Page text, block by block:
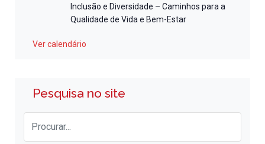
Inclusão e Diversidade – Caminhos para a
Qualidade de Vida e Bem-Estar
Ver calendário
Pesquisa no site